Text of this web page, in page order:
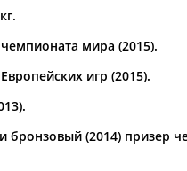
мм год по
мира (2015).
игр (2015).
бронзовый (2014) призер